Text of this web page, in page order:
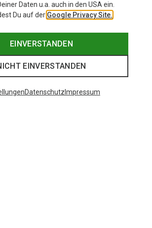
Daten u.a. auch in den USA ein.
Du auf der Google Privacy Site.
EINVERSTANDEN
EINVERSTANDEN
Datenschutz Impressum